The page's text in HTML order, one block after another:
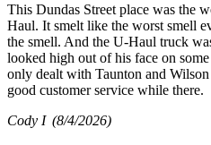
This Dundas Street place was the
Haul. It smelt like the worst smell
the smell. And the U-Haul truck
looked high out of his face on
only dealt with Taunton and
good customer service while there.
Cody I (8/4/2026)